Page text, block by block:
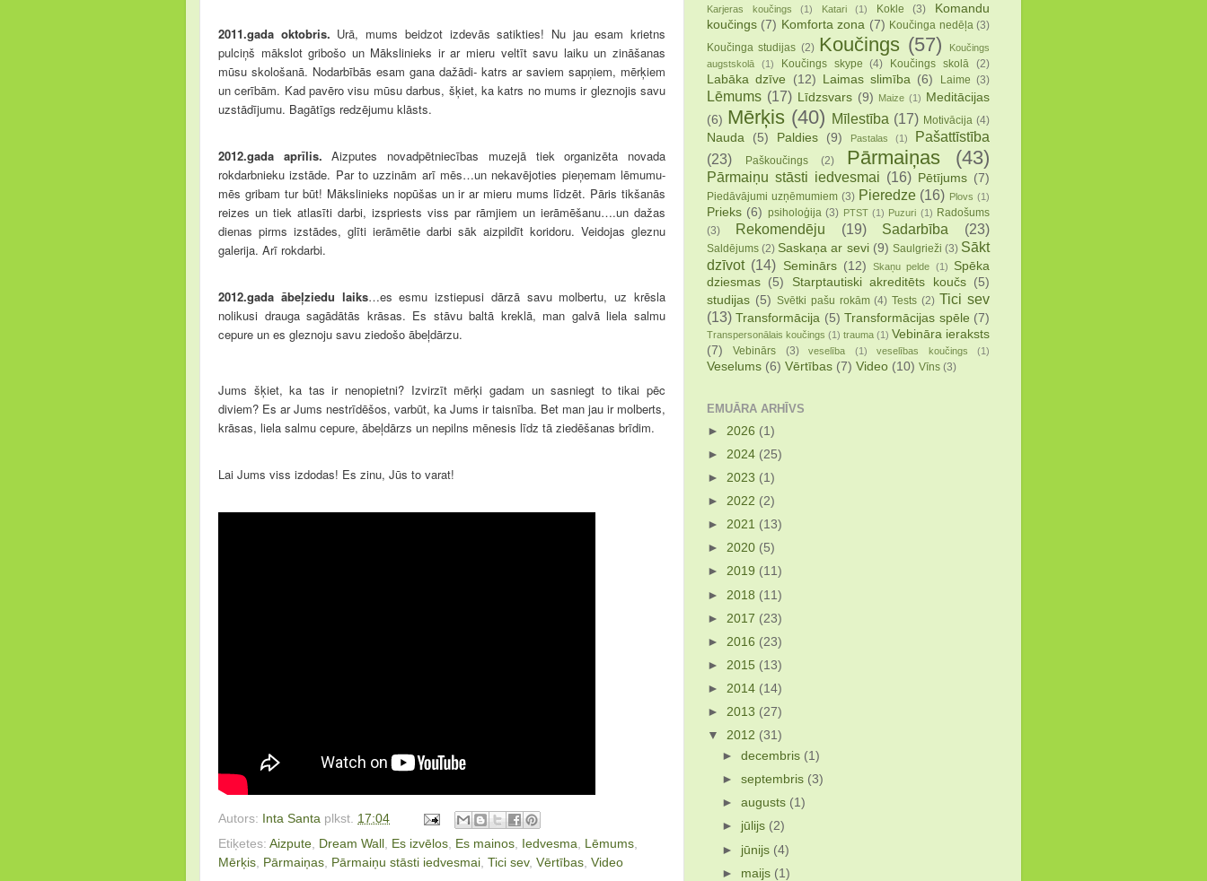
2011.gada oktobris. Urā, mums beidzot izdevās satikties! Nu jau esam krietns
pulciņš mākslot gribošo un Mākslinieks ir ar mieru veltīt savu laiku un zināšanas
mūsu skološanā. Nodarbībās esam gana dažādi- katrs ar saviem sapņiem, mērķiem
un cerībām. Kad pavēro visu mūsu darbus, šķiet, ka katrs no mums ir gleznojis savu
uzstādījumu. Bagātīgs redzējumu klāsts.
2012.gada aprīlis.Aizputes novadpētniecības muzejā tiek organizēta novada
rokdarbnieku izstāde. Par to uzzinām arī mēs…un nekavējoties pieņemam lēmumu-
mēs gribam tur būt! Mākslinieks nopūšas un ir ar mieru mums līdzēt. Pāris tikšanās
reizes un tiek atlasīti darbi, izspriests viss par rāmjiem un ierāmēšanu….un dažas
dienas pirms izstādes, glīti ierāmētie darbi sāk aizpildīt koridoru. Veidojas gleznu
galerija. Arī rokdarbi.
2012.gada ābeļziedu laiks…es esmu izstiepusi dārzā savu molbertu, uz krēsla
nolikusi drauga sagādātās krāsas. Es stāvu baltā kreklā, man galvā liela salmu
cepure un es gleznoju savu ziedošo ābeļdārzu.
Jums šķiet, ka tas ir nenopietni? Izvirzīt mērķi gadam un sasniegt to tikai pēc
diviem? Es ar Jums nestrīdēšos, varbūt, ka Jums ir taisnība. Bet man jau ir molberts,
krāsas, liela salmu cepure, ābeļdārzs un nepilns mēnesis līdz tā ziedēšanas brīdim.
Lai Jums viss izdodas! Es zinu, Jūs to varat!
Autors: Inta Santa plkst. 17:04
Etiķetes: Aizpute, Dream Wall , Es izvēlos, Es mainos, Iedvesma, Lēmums,
Mērķis, Pārmaiņas, Pārmaiņu stāsti iedvesmai, Tici sev, Vērtības, Video
Karjeras koučings (1) Katari (1) Kokle (3)
Komandu
koučings (7) Komforta zona (7) Koučinga nedēļa (3)
Koučinga studijas (2) Koučings (57)
Koučings
augstskolā
(1) Koučings skype (4) Koučings skolā (2)
Labāka dzīve (12) Laimas slimība (6) Laime (3)
Lēmums (17) Līdzsvars (9) Maize (1)
Meditācijas
(6) Mērķis (40) Mīlestība (17) Motivācija (4)
Nauda (5) Paldies (9) Pastalas (1)
Pašattīstība
(23)
Paškoučings (2) Pārmaiņas (43)
Pārmaiņu stāsti iedvesmai (16) Pētījums (7)
Piedāvājumi uzņēmumiem (3) Pieredze (16) Plovs (1)
Prieks (6) psiholoģija (3) PTST (1) Puzuri (1) Radošums
(3)
Rekomendēju (19) Sadarbība (23)
Saldējums (2) Saskaņa ar sevi (9) Saulgrieži (3) Sākt
dzīvot (14) Seminārs (12) Skaņu pelde (1)
Spēka
dziesmas (5) Starptautiski akreditēts koučs
(5)
studijas (5) Svētki pašu rokām (4) Tests (2) Tici sev
(13) Transformācija (5) Transformācijas spēle (7)
Transpersonālais koučings (1) trauma (1) Vebināra ieraksts
(7)
Vebinārs (3) veselība (1) veselības koučings (1)
Veselums (6) Vērtības (7) Video (10) Vīns (3)
EMUĀRA ARHĪVS
► 2026 (1)
► 2024 (25)
► 2023 (1)
► 2022 (2)
► 2021 (13)
► 2020 (5)
► 2019 (11)
► 2018 (11)
► 2017 (23)
► 2016 (23)
► 2015 (13)
► 2014 (14)
► 2013 (27)
▼ 2012 (31)
►decembris (1)
►septembris (3)
►augusts (1)
► jūlijs (2)
► jūnijs (4)
► maijs (1)